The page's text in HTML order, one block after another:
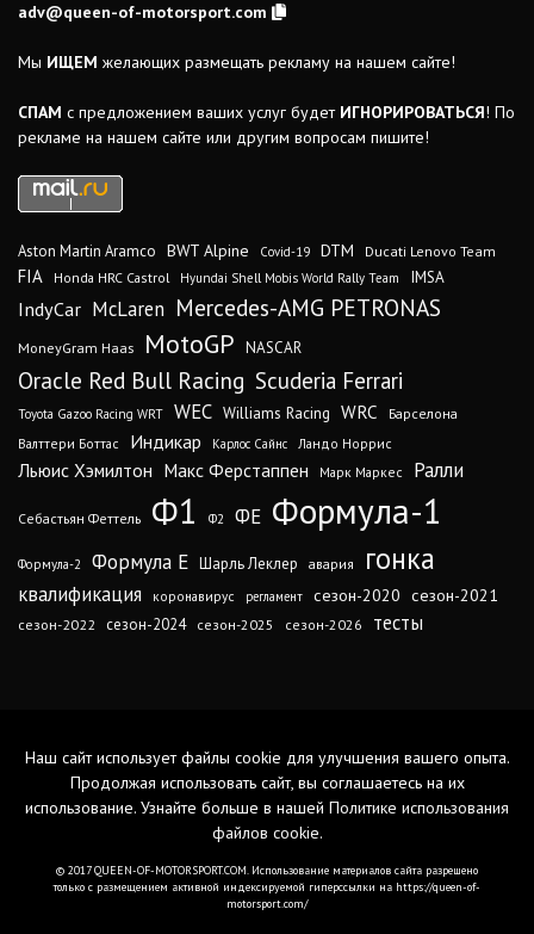
adv@queen-of-motorsport.com
Мы ИЩЕМ желающих размещать рекламу на нашем сайте!
СПАМ с предложением ваших услуг будет ИГНОРИРОВАТЬСЯ! По
рекламе на нашем сайте или другим вопросам пишите!
Aston Martin Aramco BWT Alpine Covid-19 DTM Ducati Lenovo Team
FIA Honda HRC Castrol Hyundai Shell Mobis World Rally Team IMSA
IndyCar McLaren Mercedes-AMG PETRONAS
MoneyGram Haas MotoGP NASCAR
Oracle Red Bull Racing Scuderia Ferrari
Toyota Gazoo Racing WRT WEC Williams Racing WRC
Барселона
Валттери Боттас
Индикар Карлос Сайнс Ландо Норрис
Льюис Хэмилтон Макс Ферстаппен Марк Маркес Ралли
Себастьян Феттель Ф1 Ф2 ФЕ Формула-1
Формула-2 Формула Е Шарль Леклер авария гонка
квалификация коронавирус регламент сезон-2020 сезон-2021
сезон-2022 сезон-2024 сезон-2025 сезон-2026 тесты
Наш сайт использует файлы cookie для улучшения вашего опыта.
Продолжая использовать сайт, вы соглашаетесь на их
использование. Узнайте больше в нашей Политике использования
файлов cookie.
© 2017 QUEEN-OF-MOTORSPORT.COM. Использование материалов сайта разрешено
только с размещением активной индексируемой гиперссылки на https://queen-of-
motorsport.com/